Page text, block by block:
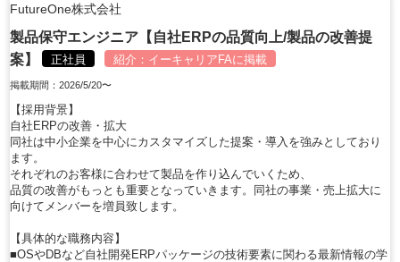
FutureOne株式会社
製品保守エンジニア【自社ERPの品質向上/製品の改善提
案】
正社員 紹介： イーキャリアFAに掲載
掲載期間：2026/5/20〜
【採用背景】
自社ERPの改善・拡大
同社は中小企業を中心にカスタマイズした提案・導入を強みとしており
ます。
それぞれのお客様に合わせて製品を作り込んでいくため、
品質の改善がもっとも重要となっていきます。同社の事業・売上拡大に
向けてメンバーを増員致します。
【具体的な職務内容】
■OSやDBなど自社開発ERPパッケージの技術要素に関わる最新情報の学